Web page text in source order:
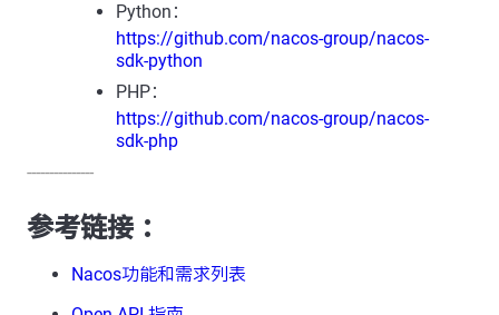
Python：
https://github.com/nacos-group/nacos-
sdk-python
PHP：
https://github.com/nacos-group/nacos-
sdk-php
---------------
参考链接 ：
Nacos功能和需求列表